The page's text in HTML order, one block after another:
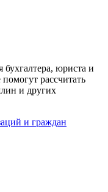
юриста и
рассчитать
и других
и граждан